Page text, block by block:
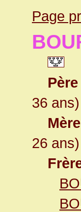
Page
Père
36 ans)
Mère
26 ans)